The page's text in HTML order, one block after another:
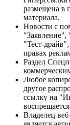
размещена в
материала.
Новости с
"Тест-
правах
Раздел
Любое
другое
ссылку на
Владелец